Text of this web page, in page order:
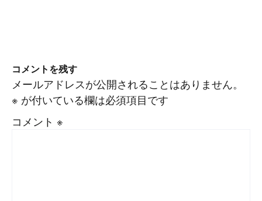
コメントを残す
メールアドレスが公開されることはありません。
※ が付いている欄は必須項目です
コメント ※